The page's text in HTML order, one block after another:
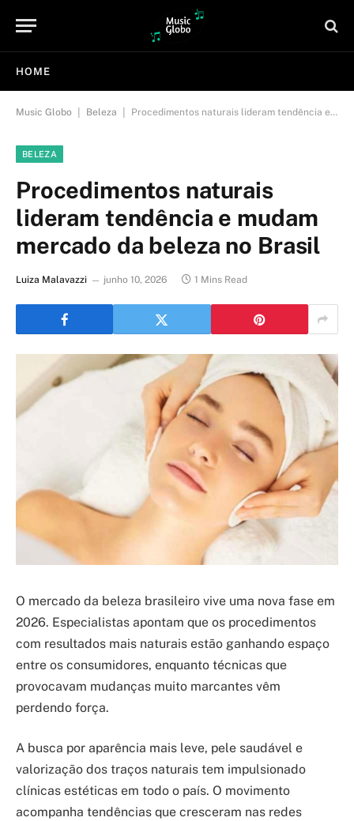
HOME
Music Globo Beleza Procedimentos naturais lideram tendência e mudam mercado da beleza no Brasil
BELEZA
Procedimentos naturais
lideram tendência e mudam
mercado da beleza no Brasil
Luiza Malavazzi junho 10, 2026 1 Mins Read
O mercado da beleza brasileiro vive uma nova fase em
2026. Especialistas apontam que os procedimentos
com resultados mais naturais estão ganhando espaço
entre os consumidores, enquanto técnicas que
provocavam mudanças muito marcantes vêm
perdendo força.
A busca por aparência mais leve, pele saudável e
valorização dos traços naturais tem impulsionado
clínicas estéticas em todo o país. O movimento
acompanha tendências que cresceram nas redes